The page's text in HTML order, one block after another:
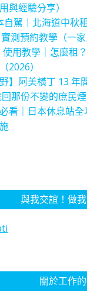
與經驗分享）
自駕｜北海道中秋
測預約教學（一家
使用教學｜怎麼租
2026）
野】阿美橫丁 13
那份不變的庶民
看｜日本休息站
與我交誼！做我
關於工作